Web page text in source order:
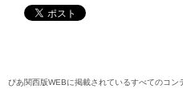
ぴあ関西版WEBに掲載されているすべてのコ